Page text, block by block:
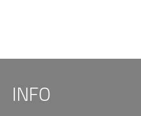
INFO